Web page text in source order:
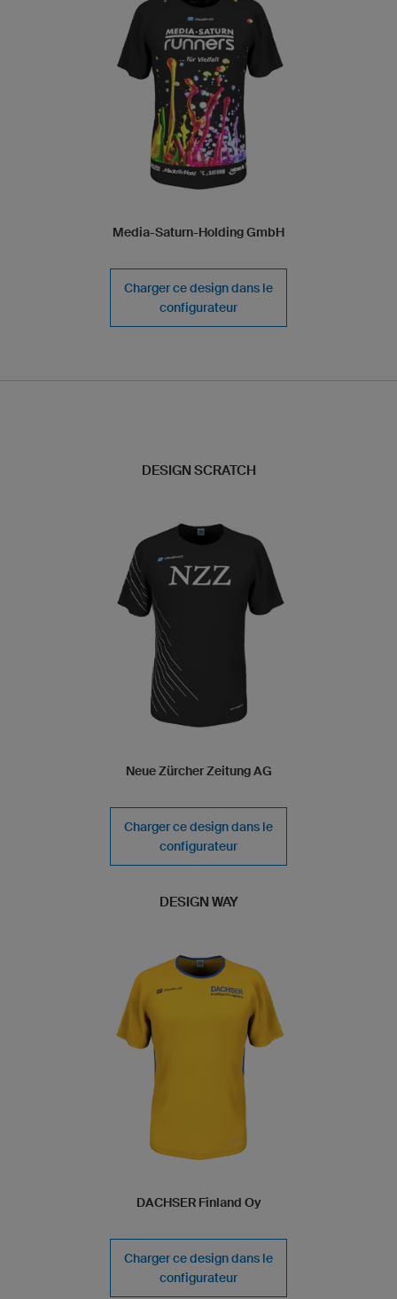
Media-Saturn-Holding GmbH
Charger ce design dans le
configurateur
DESIGN SCRATCH
Neue Zürcher Zeitung AG
Charger ce design dans le
configurateur
DESIGN WAY
DACHSER Finland Oy
Charger ce design dans le
configurateur